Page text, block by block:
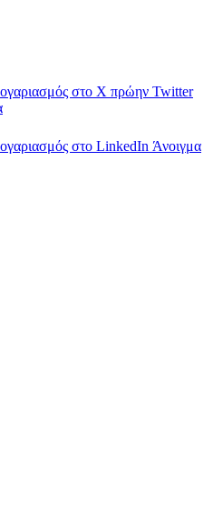
στο X πρώην Twitter
στο LinkedIn Άνοιγμα